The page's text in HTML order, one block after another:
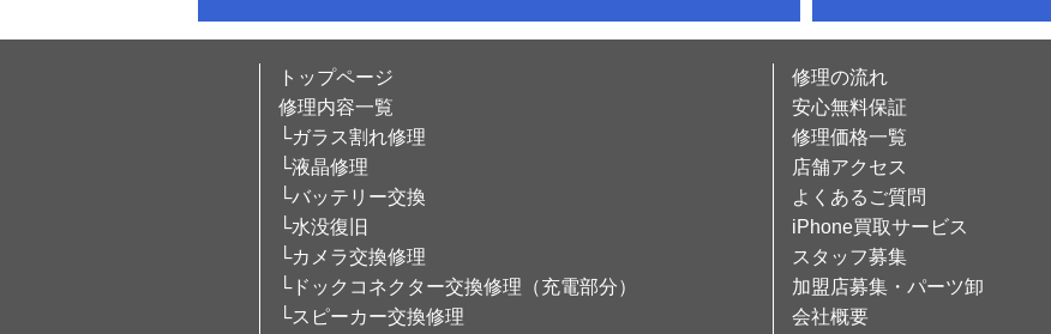
トップページ
修理内容一覧
└ガラス割れ修理
└液晶修理
└バッテリー交換
└水没復旧
└カメラ交換修理
└ドックコネクター交換修理（充電部分）
└スピーカー交換修理
修理の流れ
安心無料保証
修理価格一覧
店舗アクセス
よくあるご質問
iPhone買取サービス
スタッフ募集
加盟店募集・パーツ卸
会社概要